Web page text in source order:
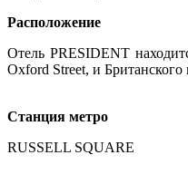
Расположение
Отель PRESIDENT
Oxford Street, и
Станция метро
RUSSELL SQUARE